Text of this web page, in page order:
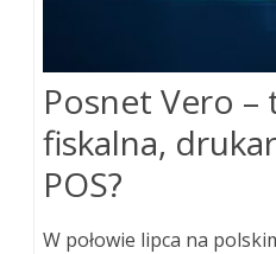
Posnet Vero –
fiskalna,
POS?
W połowie lipca na